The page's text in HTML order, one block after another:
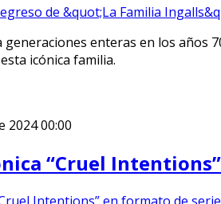
generaciones enteras en los años
icónica familia.
2024 00:00
“Cruel